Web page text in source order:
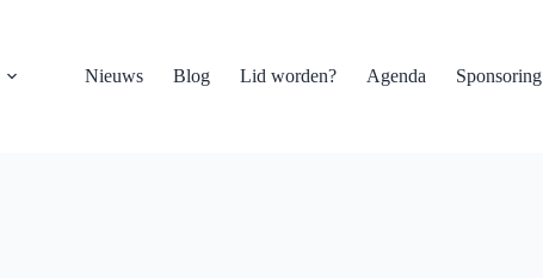
Nieuws Blog Lid worden? Agenda Sponsoring